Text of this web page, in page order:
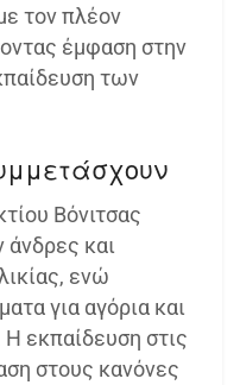
τον πλέον
έμφαση στην
των
Βόνιτσας
και
ενώ
για αγόρια και
εκπαίδευση στις
στους κανόνες